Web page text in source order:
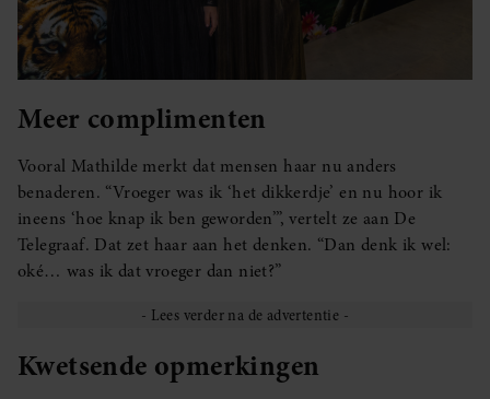
Meer complimenten
Vooral Mathilde merkt dat mensen haar nu anders
benaderen. “Vroeger was ik ‘het dikkerdje’ en nu hoor ik
ineens ‘hoe knap ik ben geworden’”, vertelt ze aan De
Telegraaf. Dat zet haar aan het denken. “Dan denk ik wel:
oké… was ik dat vroeger dan niet?”
Kwetsende opmerkingen